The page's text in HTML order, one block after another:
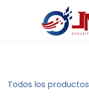
Todos los productos